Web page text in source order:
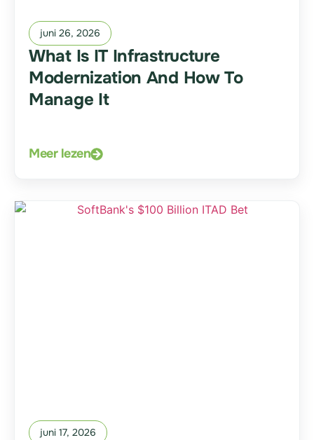
juni 26, 2026
What Is IT Infrastructure
Modernization And How To
Manage It
Meer lezen
juni 17, 2026